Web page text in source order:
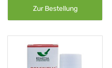
Zur Bestellung